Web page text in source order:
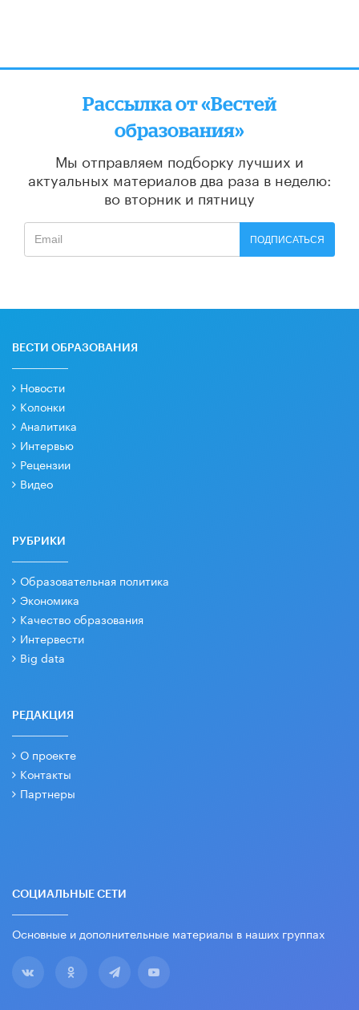
Рассылка от «Вестей
образования»
Мы отправляем подборку лучших и
актуальных материалов два раза в неделю:
во вторник и пятницу
ПОДПИСАТЬСЯ
ВЕСТИ ОБРАЗОВАНИЯ
Новости
Колонки
Аналитика
Интервью
Рецензии
Видео
РУБРИКИ
Образовательная политика
Экономика
Качество образования
Интервести
Big data
РЕДАКЦИЯ
О проекте
Контакты
Партнеры
СОЦИАЛЬНЫЕ СЕТИ
Основные и дополнительные материалы в наших группах